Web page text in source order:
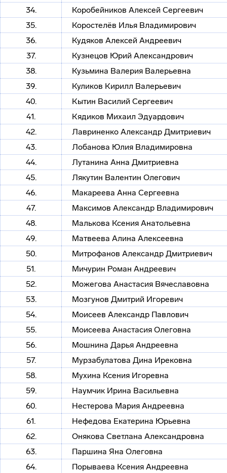
34.
Коробейников Алексей Сергеевич
35.
Коростелёв Илья Владимирович
36.
Кудяков Алексей Андреевич
37.
Кузнецов Юрий Александрович
38.
Кузьмина Валерия Валерьевна
39.
Куликов Кирилл Валерьевич
40.
Кытин Василий Сергеевич
41.
Кядиков Михаил Эдуардович
42.
Лавриненко Александр Дмитриевич
43.
Лобанова Юлия Владимировна
44.
Лутанина Анна Дмитриевна
45.
Лякутин Валентин Олегович
46.
Макареева Анна Сергеевна
47.
Максимов Александр Владимирович
48.
Малькова Ксения Анатольевна
49.
Матвеева Алина Алексеевна
50.
Митрофанов Александр Дмитриевич
51.
Мичурин Роман Андреевич
52.
Можегова Анастасия Вячеславовна
53.
Мозгунов Дмитрий Игоревич
54.
Моисеев Александр Павлович
55.
Моисеева Анастасия Олеговна
56.
Мошнина Дарья Андреевна
57.
Мурзабулатова Дина Ирековна
58.
Мухина Ксения Игоревна
59.
Наумчик Ирина Васильевна
60.
Нестерова Мария Андреевна
61.
Нефедова Екатерина Юрьевна
62.
Онякова Светлана Александровна
63.
Паршина Яна Олеговна
64.
Порываева Ксения Андреевна